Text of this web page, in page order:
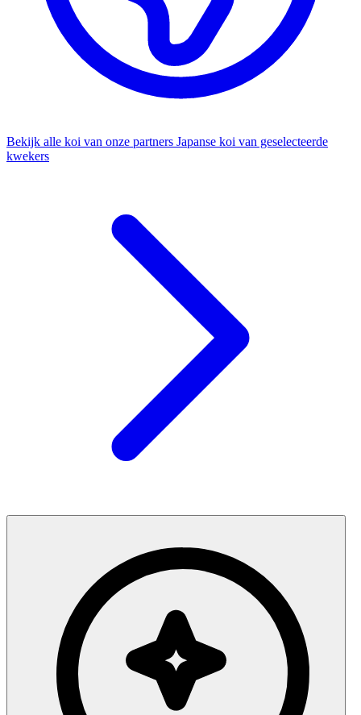
Bekijk alle koi van onze partners Japanse koi van geselecteerde
kwekers